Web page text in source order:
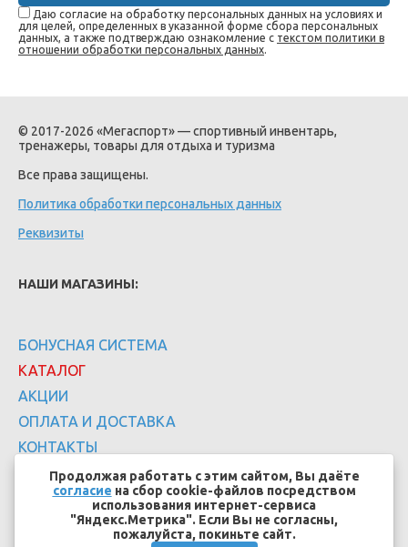
Даю согласие на обработку персональных данных на условиях и
для целей, определенных в указанной форме сбора персональных
данных, а также подтверждаю ознакомление с текстом политики в
отношении обработки персональных данных.
© 2017-2026 «Мегаспорт» — спортивный инвентарь,
тренажеры, товары для отдыха и туризма
Все права защищены.
Политика обработки персональных данных
Реквизиты
НАШИ МАГАЗИНЫ:
БОНУСНАЯ СИСТЕМА
КАТАЛОГ
АКЦИИ
ОПЛАТА И ДОСТАВКА
КОНТАКТЫ
Продолжая работать с этим сайтом, Вы даёте
согласие на сбор cookie-файлов посредством
использования интернет-сервиса
"Яндекс.Метрика". Если Вы не согласны,
пожалуйста, покиньте сайт.